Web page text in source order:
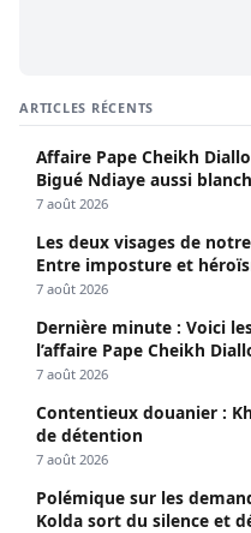
ARTICLES RÉCENTS
Affaire Pape Cheikh
Bigué Ndiaye aussi
7 août 2026
Les deux visages de
Entre imposture et
Seydi)
7 août 2026
Dernière minute : Voici
l’affaire Pape Cheikh
7 août 2026
Contentieux douanier :
de détention
7 août 2026
Polémique sur les
Kolda sort du silence et